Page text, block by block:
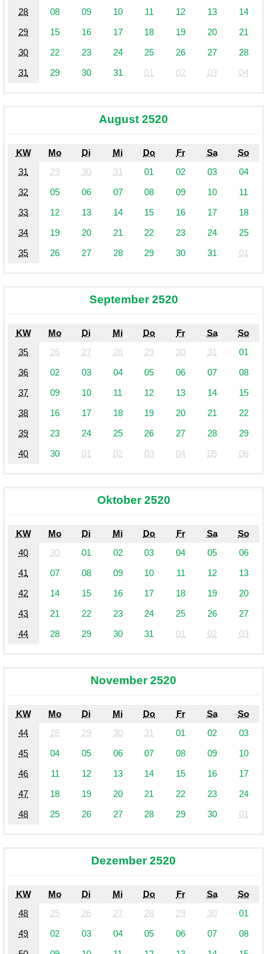
28
08 09 10 11 12 13
14
29
15 16 17 18 19 20
21
30
22 23 24 25 26 27
28
31
29 30 31 01 02 03 04
August 2520
KW Mo Di Mi Do Fr Sa
So
31
29 30 31 01 02 03
04
32
05 06 07 08 09 10
11
33
12 13 14 15 16 17
18
34
19 20 21 22 23 24
25
35
26 27 28 29 30 31 01
September 2520
KW Mo Di Mi Do Fr Sa
So
35
26 27 28 29 30 31
01
36
02 03 04 05 06 07
08
37
09 10 11 12 13 14
15
38
16 17 18 19 20 21
22
39
23 24 25 26 27 28
29
40
30 01 02 03 04 05 06
Oktober 2520
KW Mo Di Mi Do Fr Sa
So
40
30 01 02 03 04 05
06
41
07 08 09 10 11 12
13
42
14 15 16 17 18 19
20
43
21 22 23 24 25 26
27
44
28 29 30 31 01 02 03
November 2520
KW Mo Di Mi Do Fr Sa
So
44
28 29 30 31 01 02
03
45
04 05 06 07 08 09
10
46
11 12 13 14 15 16
17
47
18 19 20 21 22 23
24
48
25 26 27 28 29 30 01
Dezember 2520
KW Mo Di Mi Do Fr Sa
So
48
25 26 27 28 29 30
01
49
02 03 04 05 06 07
08